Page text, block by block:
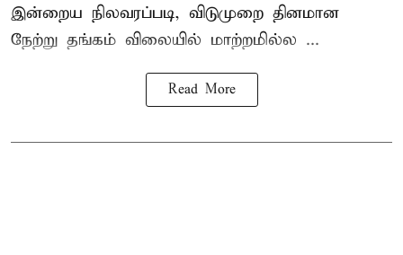
இன்றைய நிலவரப்படி, விடுமுறை தினமான
நேற்று தங்கம் விலையில் மாற்றமில்ல ...
Read More